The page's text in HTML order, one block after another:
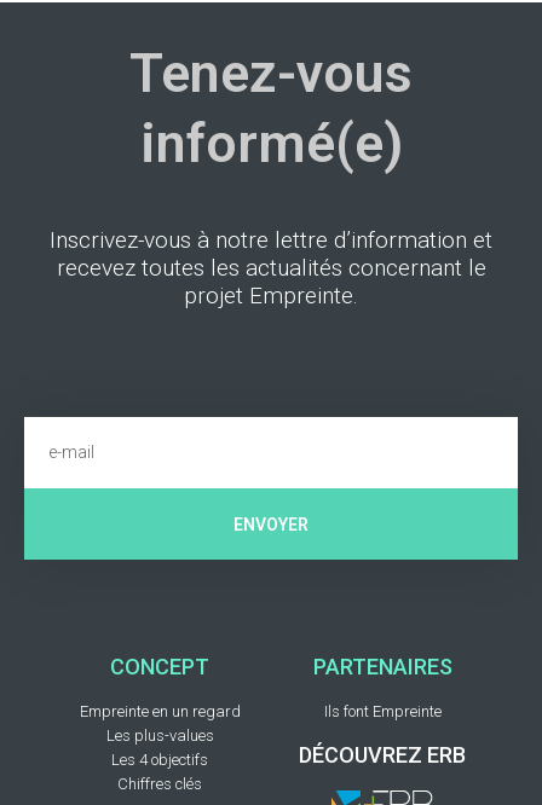
Tenez-vous
informé(e)
Inscrivez-vous à notre lettre d’information et
recevez toutes les actualités concernant le
projet Empreinte.
ENVOYER
CONCEPT
Empreinte en un regard
Les plus-values
Les 4 objectifs
Chiffres clés
PARTENAIRES
Ils font Empreinte
DÉCOUVREZ ERB